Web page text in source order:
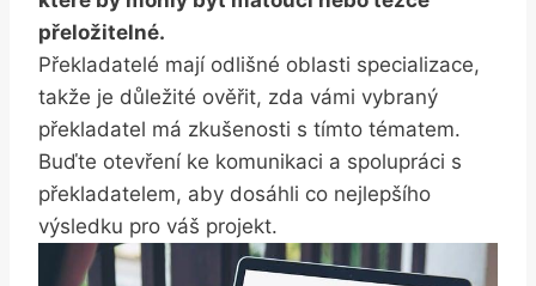
přeložitelné.
Překladatelé mají odlišné oblasti specializace,
takže je důležité ověřit, zda vámi vybraný
překladatel má zkušenosti s tímto tématem.
Buďte otevření ke komunikaci a spolupráci s
překladatelem, aby dosáhli co nejlepšího
výsledku pro váš projekt.